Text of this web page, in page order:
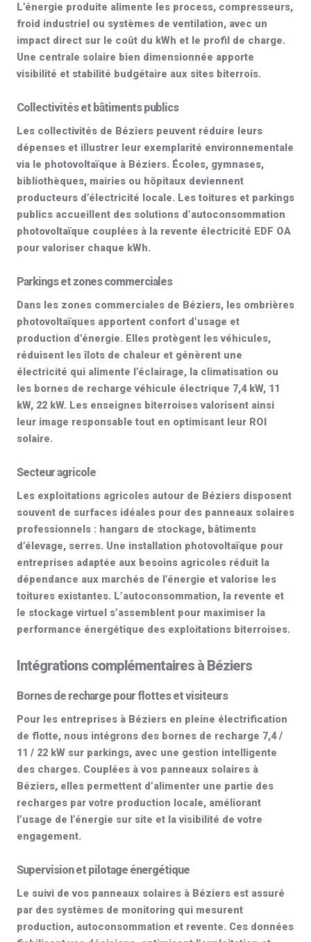
L’énergie produite alimente les process, compresseurs,
froid industriel ou systèmes de ventilation, avec un
impact direct sur le coût du kWh et le profil de charge.
Une centrale solaire bien dimensionnée apporte
visibilité et stabilité budgétaire aux sites biterrois.
Collectivités et bâtiments publics
Les collectivités de Béziers peuvent réduire leurs
dépenses et illustrer leur exemplarité environnementale
via le photovoltaïque à Béziers. Écoles, gymnases,
bibliothèques, mairies ou hôpitaux deviennent
producteurs d’électricité locale. Les toitures et parkings
publics accueillent des solutions d’autoconsommation
photovoltaïque couplées à la revente électricité EDF OA
pour valoriser chaque kWh.
Parkings et zones commerciales
Dans les zones commerciales de Béziers, les ombrières
photovoltaïques apportent confort d’usage et
production d’énergie. Elles protègent les véhicules,
réduisent les îlots de chaleur et génèrent une
électricité qui alimente l’éclairage, la climatisation ou
les bornes de recharge véhicule électrique 7,4 kW, 11
kW, 22 kW. Les enseignes biterroises valorisent ainsi
leur image responsable tout en optimisant leur ROI
solaire.
Secteur agricole
Les exploitations agricoles autour de Béziers disposent
souvent de surfaces idéales pour des panneaux solaires
professionnels : hangars de stockage, bâtiments
d’élevage, serres. Une installation photovoltaïque pour
entreprises adaptée aux besoins agricoles réduit la
dépendance aux marchés de l’énergie et valorise les
toitures existantes. L’autoconsommation, la revente et
le stockage virtuel s’assemblent pour maximiser la
performance énergétique des exploitations biterroises.
Intégrations complémentaires à Béziers
Bornes de recharge pour flottes et visiteurs
Pour les entreprises à Béziers en pleine électrification
de flotte, nous intégrons des bornes de recharge 7,4 /
11 / 22 kW sur parkings, avec une gestion intelligente
des charges. Couplées à vos panneaux solaires à
Béziers, elles permettent d’alimenter une partie des
recharges par votre production locale, améliorant
l’usage de l’énergie sur site et la visibilité de votre
engagement.
Supervision et pilotage énergétique
Le suivi de vos panneaux solaires à Béziers est assuré
par des systèmes de monitoring qui mesurent
production, autoconsommation et revente. Ces données